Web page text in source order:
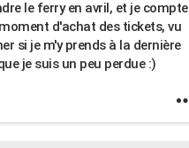
le ferry en avril, et je compte
d'achat des tickets, vu
si je m'y prends à la dernière
je suis un peu perdue :)